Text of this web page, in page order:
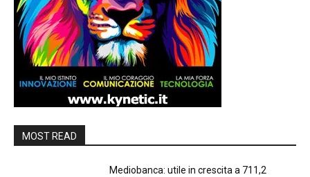
MOST READ
Mediobanca: utile in crescita a 711,2